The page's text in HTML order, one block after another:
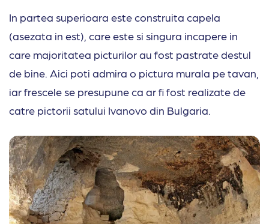
In partea superioara este construita capela
(asezata in est), care este si singura incapere in
care majoritatea picturilor au fost pastrate destul
de bine. Aici poti admira o pictura murala pe tavan,
iar frescele se presupune ca ar fi fost realizate de
catre pictorii satului Ivanovo din Bulgaria.